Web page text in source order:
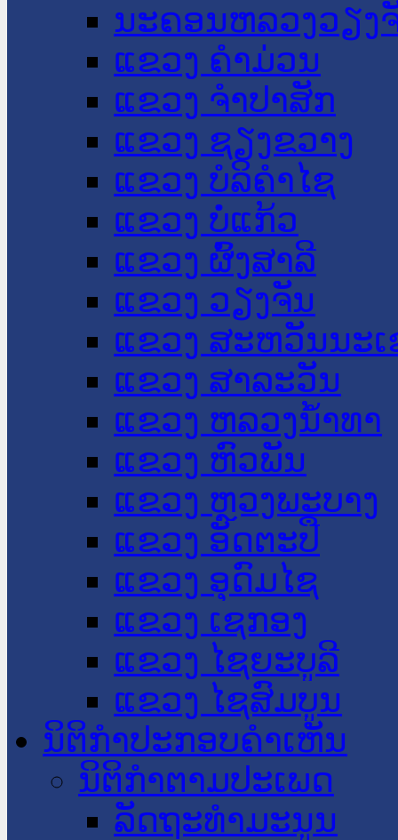
ນະ​ຄອນ​ຫລວງວຽງ
ແຂວງ ຄໍາມ່ວນ
ແຂວງ ຈໍາປາສັກ
ແຂວງ ຊຽງຂວາງ
ແຂວງ ບໍລິຄໍາໄຊ
ແຂວງ ບໍ່ແກ້ວ
ແຂວງ ຜົ້ງສາລີ
ແຂວງ ວຽງຈັນ
ແຂວງ ສະຫວັນນະ
ແຂວງ ສາລະວັນ
ແຂວງ ຫລວງນໍ້າທາ
ແຂວງ ຫົວພັນ
ແຂວງ ຫຼວງພະບາງ
ແຂວງ ອັດຕະປື
ແຂວງ ອຸດົມໄຊ
ແຂວງ ເຊກອງ
ແຂວງ ໄຊຍະບູລີ
ແຂວງ ໄຊສົມບູນ
ນິຕິກໍາປະກອບຄໍາເຫັນ
ນິຕິກໍາຕາມປະເພດ
ລັດຖະທໍາມະນູນ